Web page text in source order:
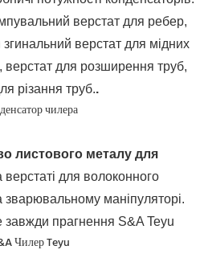
верстат для ребер,
верстат для мідних
верстат для розширення труб,
різання труб..
листового металу для
для волоконного
зварювальному маніпуляторі.
завжди прагнення S&A Teyu